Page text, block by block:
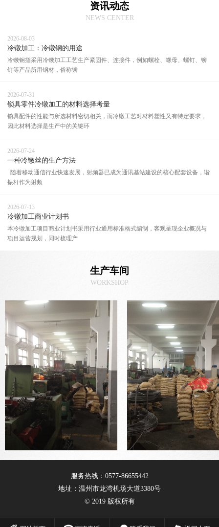
资讯动态
NEWS CENTER
2026-08-03
冷镦加工：冷镦钢的用途
冷镦钢指采用冷镦加工工艺生产紧固件、连接件，例如螺栓、螺母、螺钉、铆
钉等产品所用钢材，俗称铆
2026-07-31
锁具零件冷镦加工的材料选择考量
锁具配件的性能与所选材料密切相关，而冷镦工艺对材料塑性又有特定要求，
因此材料选择是生产中的关键环
2026-07-24
一种冷镦丝的生产方法
随着移动通信行业快速发展，射频器已成为通讯基站建设的核心配套设备，谐
振杆作为射频
2026-07-13
冷镦加工商业计划书
本冷镦加工项目商业计划书采用行业通用标准格式编制，客观呈现企业概况与
项目运营规划，同时梳理产
生产车间
WORKSHOP
服务热线：0577-86655442
地址：温州市龙湾机场大道3380号
© 2019 版权所有